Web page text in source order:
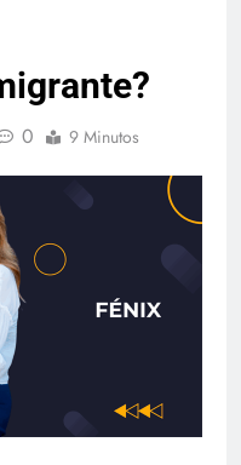
0 9 Minutos